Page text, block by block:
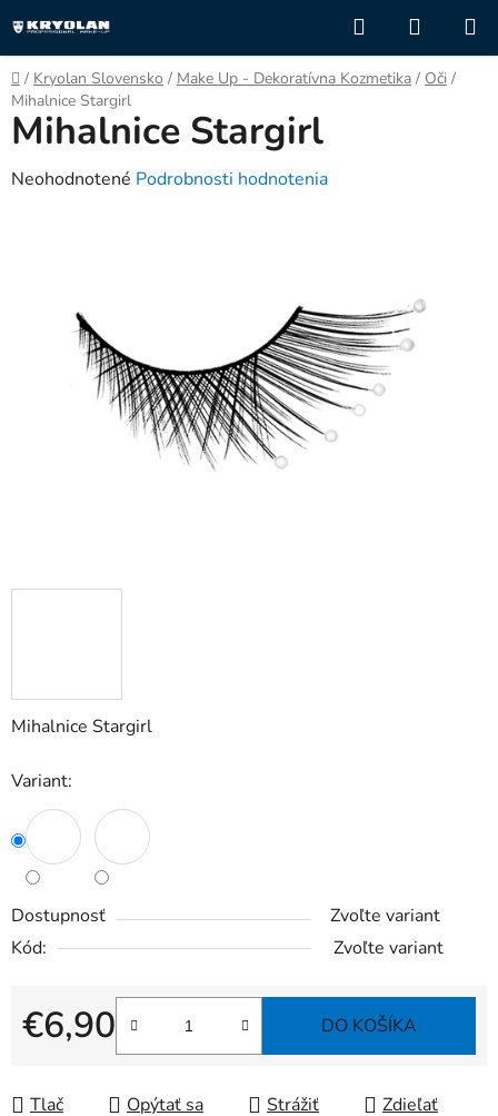
na
obsah
Hľadať
KOŠÍK
Domov
/ Kryolan Slovensko / Make Up - Dekoratívna Kozmetika / Oči /
Mihalnice Stargirl
Mihalnice Stargirl
Variant:
Dostupnosť
Zvoľte variant
Kód:
Zvoľte variant
€6,90
Jednotková cena:
DO KOŠÍKA
Tlač Opýtať sa Strážiť Zdieľať
Mihalnice Stargirl
Priemerné
hviezdičiek.
Neohodnotené Podrobnosti hodnotenia